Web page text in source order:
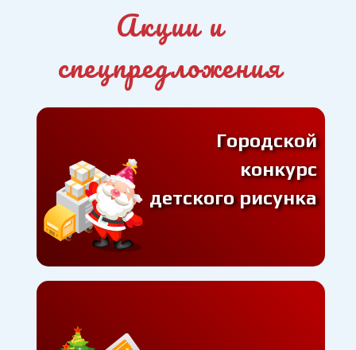
Акции и
спецпредложения
Городской
конкурс
детского рисунка